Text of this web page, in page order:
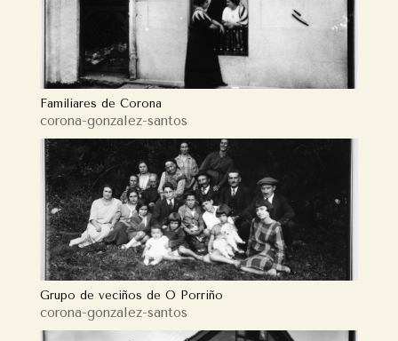
Familiares de Corona
corona-gonzalez-santos
Grupo de veciños de O Porriño
corona-gonzalez-santos